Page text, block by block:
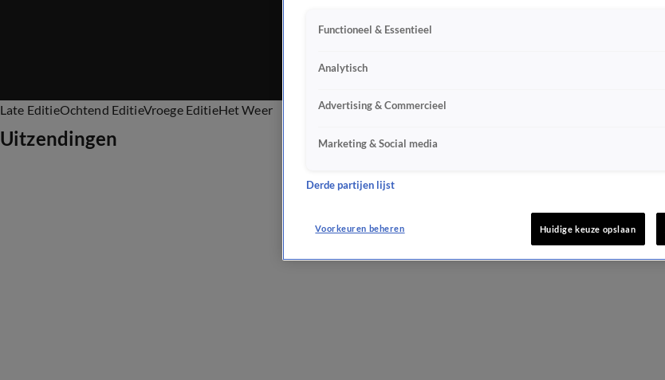
Late EditieOchtend EditieVroege EditieHet Weer
Uitzendingen
Functioneel & Essentieel
Analytisch
Advertising & Commercieel
Marketing & Social media
Derde partijen lijst
Voorkeuren beheren Huidige keuze opslaan